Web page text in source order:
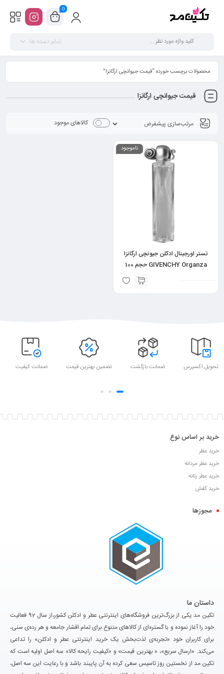
0
تمام دسته ها
محصولات برچسب خورده “قیمت جیوانچی ارگانزا”
قیمت جیوانچی ارگانزا
کالاهای موجود
ناموجود
تستر اورجینال ادکلن جیونچی ارگانزا
GIVENCHY Organza حجم 100
تحویل اکسپرس ضمانت بازگشت تضمین بهترین قیمت ضمانت کیفیت
خرید بر اساس نوع
خرید عطر
خرید عطر مردانه
خرید عطر زنانه
خرید کفش
مجوزها
داستان ما
تکین مد یکی از بزرگ‌ترین فروشگاه‌های اینترنتی عطر و ادکلن کشور،از سال 92 فعالیت
خود را آغاز نموده و با گستره‌ای از کالاهای متنوع برای تمام اقشار جامعه و هر رده‌ی سنی،
برای کاربران خود «تجربه‌ی لذت‌بخش یک خرید اینترنتی عطر و ادکلن» را تداعی
می‌کند. «ارسال سریع»، « بهترین قیمت» و «کیفیت رایحه کالا» سه اصل اولیه است که
تکین مد از نخستین روز تاسیس سعی کرده به آن پایبند باشد و با رعایت این سه اصل،